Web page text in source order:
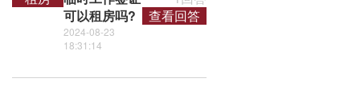
可以租房吗?
2024-08-23
18:31:14
查看回答